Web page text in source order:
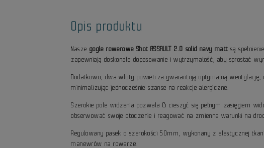
Opis produktu
Nasze gogle rowerowe Shot ASSAULT 2.0 solid navy matt są
zapewniają doskonałe dopasowanie i wytrzymałość, aby sprostać
Dodatkowo, dwa wloty powietrza gwarantują optymalną
minimalizując jednocześnie szanse na reakcje alergiczne.
Szerokie pole widzenia pozwala Ci cieszyć się pełnym zasięgiem
obserwować swoje otoczenie i reagować na zmienne warunki na
Regulowany pasek o szerokości 50mm, wykonany z elastycznej
manewrów na rowerze.